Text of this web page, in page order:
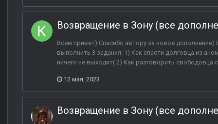
Возвращение в Зону (все
Всем привет) Спасибо автору за новое дополнение)
выполнить 3 задания: 1) Как спасти долговца из
ничего не выходит( 2) Как разговорить
12 мая, 2023
Возвращение в Зону (все